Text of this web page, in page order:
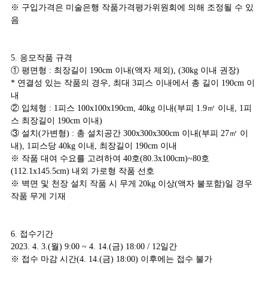
※ 구입가격은 미술은행 작품가격평가위원회에 의해 조정될 수 있
음
5. 응모작품 규격
① 평면형 : 최장길이 190cm 이내(액자 제외), (30kg 이내 권장)
* 연결성 있는 작품의 경우, 최대 3피스 이내에서 총 길이 190cm 이
내
② 입체형 : 1피스 100x100x190cm, 40kg 이내(부피 1.9㎥ 이내, 1피
스 최장길이 190cm 이내)
③ 설치(가변형) : 총 설치공간 300x300x300cm 이내(부피 27㎥ 이
내), 1피스당 40kg 이내, 최장길이 190cm 이내
※ 작품 대여 수요를 고려하여 40호(80.3x100cm)~80호
(112.1x145.5cm) 내외 가로형 작품 선호
※ 벽면 및 천장 설치 작품 시 무게 20kg 이상(액자 불포함)일 경우
작품 무게 기재
6. 접수기간
2023. 4. 3.(월) 9:00 ~ 4. 14.(금) 18:00 / 12일간
※ 접수 마감 시간(4. 14.(금) 18:00) 이후에는 접수 불가